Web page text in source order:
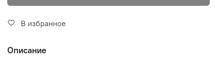
В избранное
Описание